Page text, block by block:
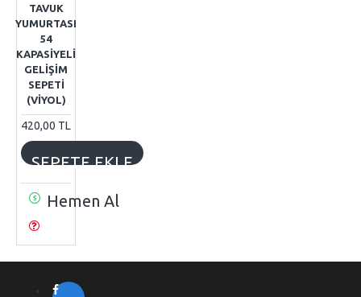
TAVUK
YUMURTASI
54
KAPASIYELI
GELIŞIM
SEPETI
(VIYOL)
420,00 TL
SEPETE EKLE
Hemen Al